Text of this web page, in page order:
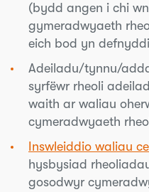
(bydd angen i chi
gymeradwyaeth
eich bod yn
Adeiladu/tynnu/
syrfëwr rheoli
waith ar waliau
cymeradwyaeth
Inswleiddio waliau
hysbysiad
gosodwyr